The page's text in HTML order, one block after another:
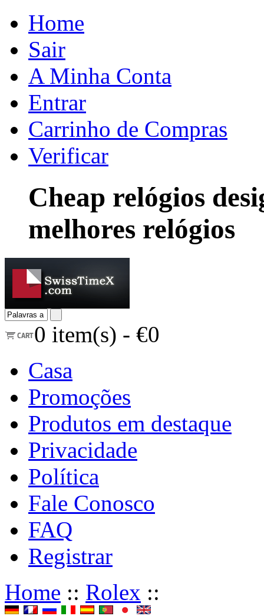
Home
Sair
A Minha Conta
Entrar
Carrinho de Compras
Verificar
Cheap relógios
melhores relógios
0 item(s) - €0
Casa
Promoções
Produtos em destaque
Privacidade
Política
Fale Conosco
FAQ
Registrar
Home :: Rolex ::